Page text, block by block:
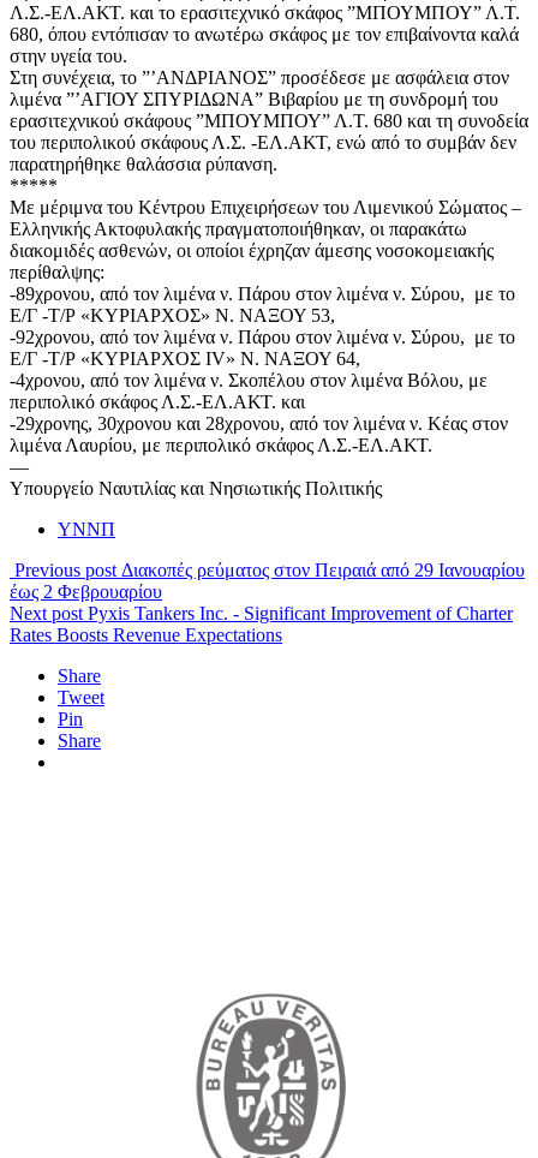
Λ.Σ.-ΕΛ.ΑΚΤ. και το ερασιτεχνικό σκάφος ”ΜΠΟΥΜΠΟΥ” Λ.Τ.
680, όπου εντόπισαν το ανωτέρω σκάφος με τον επιβαίνοντα καλά
στην υγεία του.
Στη συνέχεια, το ”’ΑΝΔΡΙΑΝΟΣ” προσέδεσε με ασφάλεια στον
λιμένα ”’ΑΓΙΟΥ ΣΠΥΡΙΔΩΝΑ” Βιβαρίου με τη συνδρομή του
ερασιτεχνικού σκάφους ”ΜΠΟΥΜΠΟΥ” Λ.Τ. 680 και τη συνοδεία
του περιπολικού σκάφους Λ.Σ. -ΕΛ.ΑΚΤ, ενώ από το συμβάν δεν
παρατηρήθηκε θαλάσσια ρύπανση.
*****
Με μέριμνα του Κέντρου Επιχειρήσεων του Λιμενικού Σώματος –
Ελληνικής Ακτοφυλακής πραγματοποιήθηκαν, οι παρακάτω
διακομιδές ασθενών, οι οποίοι έχρηζαν άμεσης νοσοκομειακής
περίθαλψης:
-89χρονου, από τον λιμένα ν. Πάρου στον λιμένα ν. Σύρου, με το
Ε/Γ -Τ/Ρ «ΚΥΡΙΑΡΧΟΣ» Ν. ΝΑΞΟΥ 53,
-92χρονου, από τον λιμένα ν. Πάρου στον λιμένα ν. Σύρου, με το
Ε/Γ -Τ/Ρ «ΚΥΡΙΑΡΧΟΣ IV» Ν. ΝΑΞΟΥ 64,
-4χρονου, από τον λιμένα ν. Σκοπέλου στον λιμένα Βόλου, με
περιπολικό σκάφος Λ.Σ.-ΕΛ.ΑΚΤ. και
-29χρονης, 30χρονου και 28χρονου, από τον λιμένα ν. Κέας στον
λιμένα Λαυρίου, με περιπολικό σκάφος Λ.Σ.-ΕΛ.ΑΚΤ.
—
Υπουργείο Ναυτιλίας και Νησιωτικής Πολιτικής
ΥΝΝΠ
Previous post Διακοπές ρεύματος στον Πειραιά από 29 Ιανουαρίου
έως 2 Φεβρουαρίου
Next post Pyxis Tankers Inc. - Significant Improvement of Charter
Rates Boosts Revenue Expectations
Share
Tweet
Pin
Share